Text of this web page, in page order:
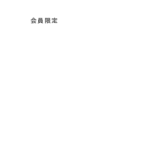
会員限定